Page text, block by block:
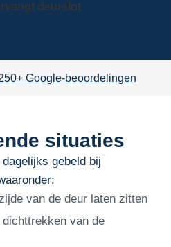
Google-beoordelingen
situaties
gebeld bij
van de deur laten zitten
van de